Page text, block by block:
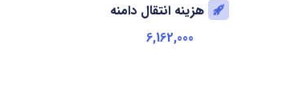
هزینه انتقال دامنه
6,162,000